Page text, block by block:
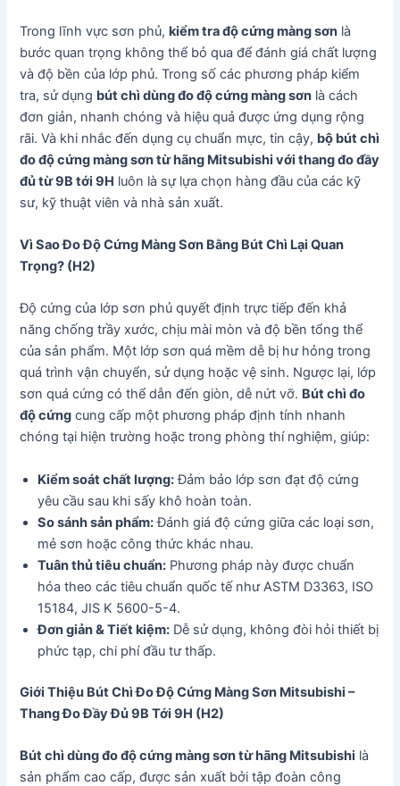
Trong lĩnh vực sơn phủ,kiểm tra độ cứng màng sơn là
bước quan trọng không thể bỏ qua để đánh giá chất lượng
và độ bền của lớp phủ. Trong số các phương pháp kiểm
tra, sử dụng bút chì dùng đo độ cứng màng sơn là cách
đơn giản, nhanh chóng và hiệu quả được ứng dụng rộng
rãi. Và khi nhắc đến dụng cụ chuẩn mực, tin cậy, bộ bút chì
đo độ cứng màng sơn từ hãng Mitsubishi với thang đo đầy
đủ từ 9B tới 9H luôn là sự lựa chọn hàng đầu của các kỹ
sư, kỹ thuật viên và nhà sản xuất.
Vì Sao Đo Độ Cứng Màng Sơn Bằng Bút Chì Lại Quan
Trọng? (H2)
Độ cứng của lớp sơn phủ quyết định trực tiếp đến khả
năng chống trầy xước, chịu mài mòn và độ bền tổng thể
của sản phẩm. Một lớp sơn quá mềm dễ bị hư hỏng trong
quá trình vận chuyển, sử dụng hoặc vệ sinh. Ngược lại, lớp
sơn quá cứng có thể dẫn đến giòn, dễ nứt vỡ. Bút chì đo
độ cứng cung cấp một phương pháp định tính nhanh
chóng tại hiện trường hoặc trong phòng thí nghiệm, giúp:
Kiểm soát chất lượng:Đảm bảo lớp sơn đạt độ cứng
yêu cầu sau khi sấy khô hoàn toàn.
So sánh sản phẩm:Đánh giá độ cứng giữa các loại sơn,
mẻ sơn hoặc công thức khác nhau.
Tuân thủ tiêu chuẩn: Phương pháp này được chuẩn
hóa theo các tiêu chuẩn quốc tế như ASTM D3363, ISO
15184, JIS K 5600-5-4.
Đơn giản & Tiết kiệm: Dễ sử dụng, không đòi hỏi thiết bị
phức tạp, chi phí đầu tư thấp.
Giới Thiệu Bút Chì Đo Độ Cứng Màng Sơn Mitsubishi –
Thang Đo Đầy Đủ 9B Tới 9H (H2)
Bút chì dùng đo độ cứng màng sơn từ hãng Mitsubishi là
sản phẩm cao cấp, được sản xuất bởi tập đoàn công